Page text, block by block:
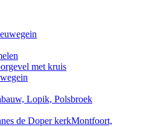
Lopik, Polsbroek
de Doper kerkMontfoort,